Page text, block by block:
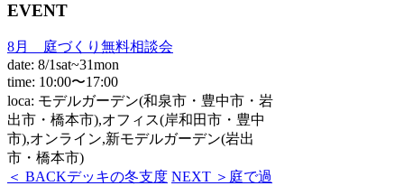
EVENT
8月 庭づくり無料相談会
date: 8/1sat~31mon
time: 10:00〜17:00
loca: モデルガーデン(和泉市・豊中市・岩
出市・橋本市),オフィス(岸和田市・豊中
市),オンライン,新モデルガーデン(岩出
市・橋本市)
＜ BACKデッキの冬支度 NEXT ＞ 庭で過